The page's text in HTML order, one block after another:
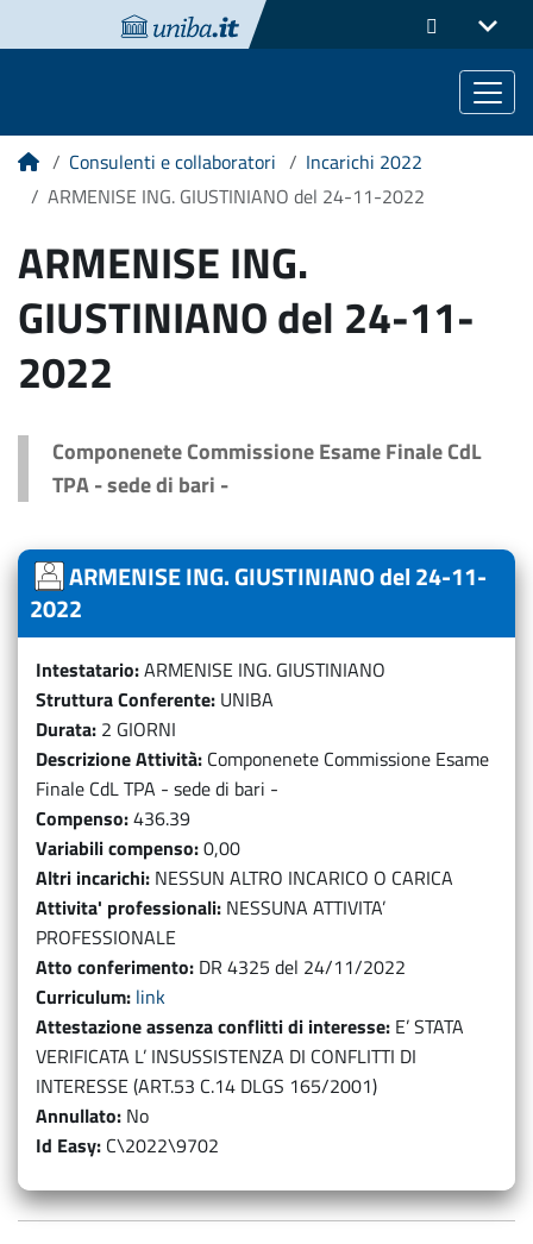
HomeConsulenti e collaboratori
Incarichi 2022
ARMENISE ING. GIUSTINIANO del 24-11-2022
ARMENISE ING.
GIUSTINIANO del 24-11-
2022
Componenete Commissione Esame Finale CdL
TPA - sede di bari -
ARMENISE ING. GIUSTINIANO del 24-11-
2022
Intestatario ARMENISE ING. GIUSTINIANO
Struttura Conferente UNIBA
Durata 2 GIORNI
Descrizione Attività Componenete Commissione Esame
Finale CdL TPA - sede di bari -
Compenso 436.39
Variabili compenso 0,00
Altri incarichi NESSUN ALTRO INCARICO O CARICA
Attivita' professionali NESSUNA ATTIVITA’
PROFESSIONALE
Atto conferimento DR 4325 del 24/11/2022
Curriculum link
Attestazione assenza conflitti di interesse E’ STATA
VERIFICATA L’ INSUSSISTENZA DI CONFLITTI DI
INTERESSE (ART.53 C.14 DLGS 165/2001)
Annullato No
Id Easy C\2022\9702